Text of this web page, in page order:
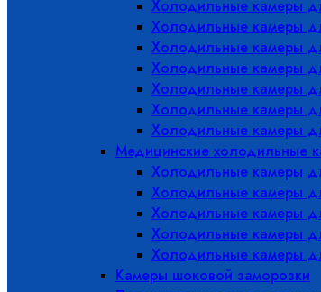
Холодильные камеры
Холодильные камеры
Холодильные камеры
Холодильные камеры
Холодильные камеры
Холодильные камеры
Холодильные камеры
Медицинские холодильные
Холодильные камеры
Холодильные камеры
Холодильные камеры
Холодильные камеры
Холодильные камеры
Камеры шоковой заморозки